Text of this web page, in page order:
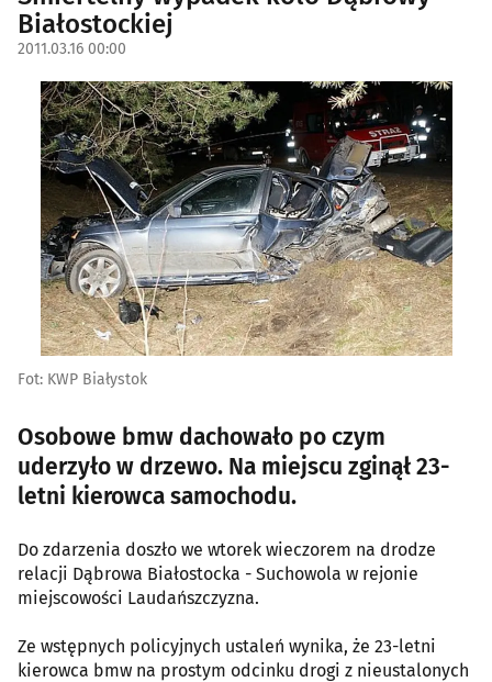
Białostockiej
2011.03.16 00:00
Fot: KWP Białystok
Osobowe bmw dachowało po czym
uderzyło w drzewo. Na miejscu zginął 23-
letni kierowca samochodu.
Do zdarzenia doszło we wtorek wieczorem na drodze
relacji Dąbrowa Białostocka - Suchowola w rejonie
miejscowości Laudańszczyzna.
Ze wstępnych policyjnych ustaleń wynika, że 23-letni
kierowca bmw na prostym odcinku drogi z nieustalonych